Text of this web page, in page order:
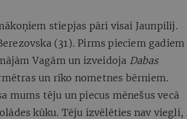
stiepjas pāri visai Jaunpilij.
(31). Pirms pieciem gadiem
Vagām un izveidoja Dabas
un rīko nometnes bērniem.
mums tēju un piecus mēnešus vecā
kūku. Tēju izvēlēties nav viegli,